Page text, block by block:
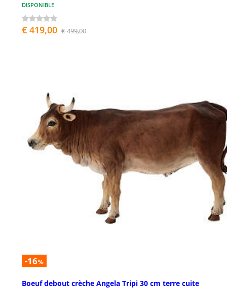
DISPONIBLE
€ 419,00 € 499,00
-16%
Boeuf debout crèche Angela Tripi 30 cm terre cuite